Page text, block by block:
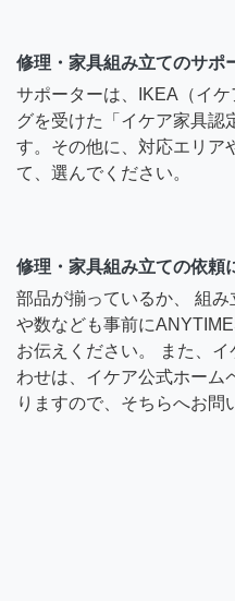
修理・家具組み立てのサポ
サポーターは、IKEA（イ
グを受けた「イケア家具認
す。その他に、対応エリア
て、選んでください。
修理・家具組み立ての依頼
部品が揃っているか、 組
や数なども事前に
お伝えください。 また、
わせは、イケア公式ホーム
りますので、そちらへお問